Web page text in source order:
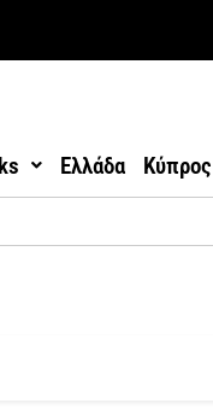
Ελλάδα Κύπρος